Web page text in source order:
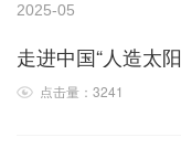
2025-05
走进中国“人造太
点击量：3241